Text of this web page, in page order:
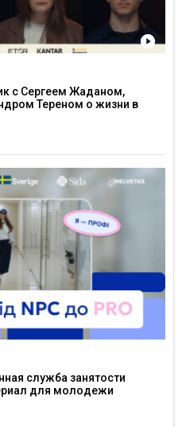
с Сергеем Жаданом,
Тереном о жизни в
служба занятости
для молодежи